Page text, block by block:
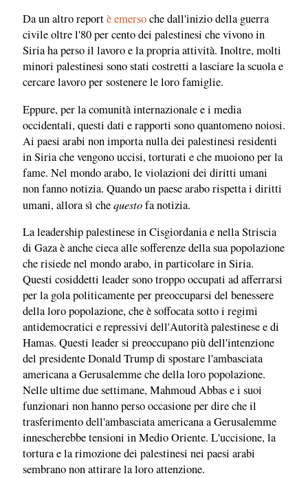
Da un altro reportè emersoche dall'inizio della guerra
civile oltre l'80 per cento dei palestinesi che vivono in
Siria ha perso il lavoro e la propria attività. Inoltre, molti
minori palestinesi sono stati costretti a lasciare la scuola e
cercare lavoro per sostenere le loro famiglie.
Eppure, per la comunità internazionale e i media
occidentali, questi dati e rapporti sono quantomeno noiosi.
Ai paesi arabi non importa nulla dei palestinesi residenti
in Siria che vengono uccisi, torturati e che muoiono per la
fame. Nel mondo arabo, le violazioni dei diritti umani
non fanno notizia. Quando un paese arabo rispetta i diritti
umani, allora sì chequestofa notizia.
La leadership palestinese in Cisgiordania e nella Striscia
di Gaza è anche cieca alle sofferenze della sua popolazione
che risiede nel mondo arabo, in particolare in Siria.
Questi cosiddetti leader sono troppo occupati ad afferrarsi
per la gola politicamente per preoccuparsi del benessere
della loro popolazione, che è soffocata sotto i regimi
antidemocratici e repressivi dell'Autorità palestinese e di
Hamas. Questi leader si preoccupano più dell'intenzione
del presidente Donald Trump di spostare l'ambasciata
americana a Gerusalemme che della loro popolazione.
Nelle ultime due settimane, Mahmoud Abbas e i suoi
funzionari non hanno perso occasione per dire che il
trasferimento dell'ambasciata americana a Gerusalemme
innescherebbe tensioni in Medio Oriente. L'uccisione, la
tortura e la rimozione dei palestinesi nei paesi arabi
sembrano non attirare la loro attenzione.